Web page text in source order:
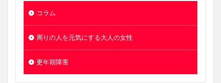
コラム
周りの人を元気にする大人の女性
更年期障害